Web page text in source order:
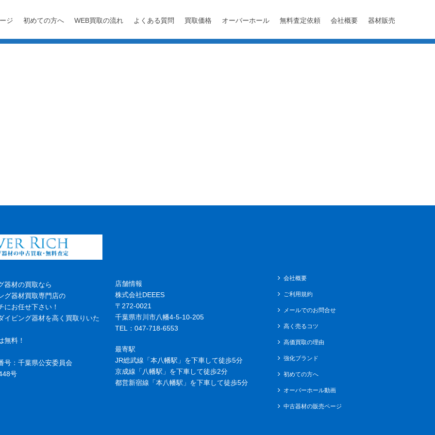
ジ 初めての方へ WEB買取の流れ よくある質問 買取価格 オーバーホール 無料査定依頼 会社概要 器材販売
器材の買取なら
グ器材買取専門店の
にお任せ下さい！
イビング器材を高く買取りいた
無料！
号：千葉県公安委員会
号
店舗情報
株式会社DEEES
〒272-0021
千葉県市川市八幡4-5-10-205
TEL：047-718-6553
最寄駅
JR総武線「本八幡駅」を下車して徒歩5分
京成線「八幡駅」を下車して徒歩2分
都営新宿線「本八幡駅」を下車して徒歩5分
会社概要
ご利用規約
メールでのお問合せ
高く売るコツ
高価買取の理由
強化ブランド
初めての方へ
オーバーホール動画
中古器材の販売ページ